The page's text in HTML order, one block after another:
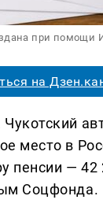
при помощи
на
место в
пенсии — 42
Соцфонда.